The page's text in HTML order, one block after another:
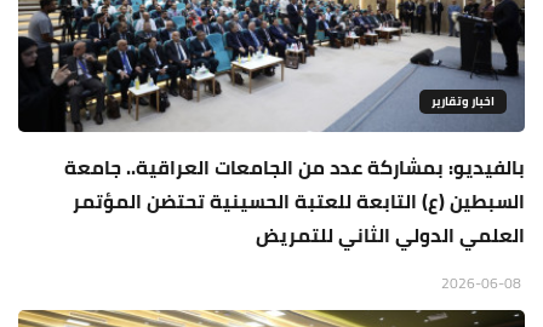
اخبار وتقارير
بالفيديو: بمشاركة عدد من الجامعات العراقية.. جامعة
السبطين (ع) التابعة للعتبة الحسينية تحتضن المؤتمر
العلمي الدولي الثاني للتمريض